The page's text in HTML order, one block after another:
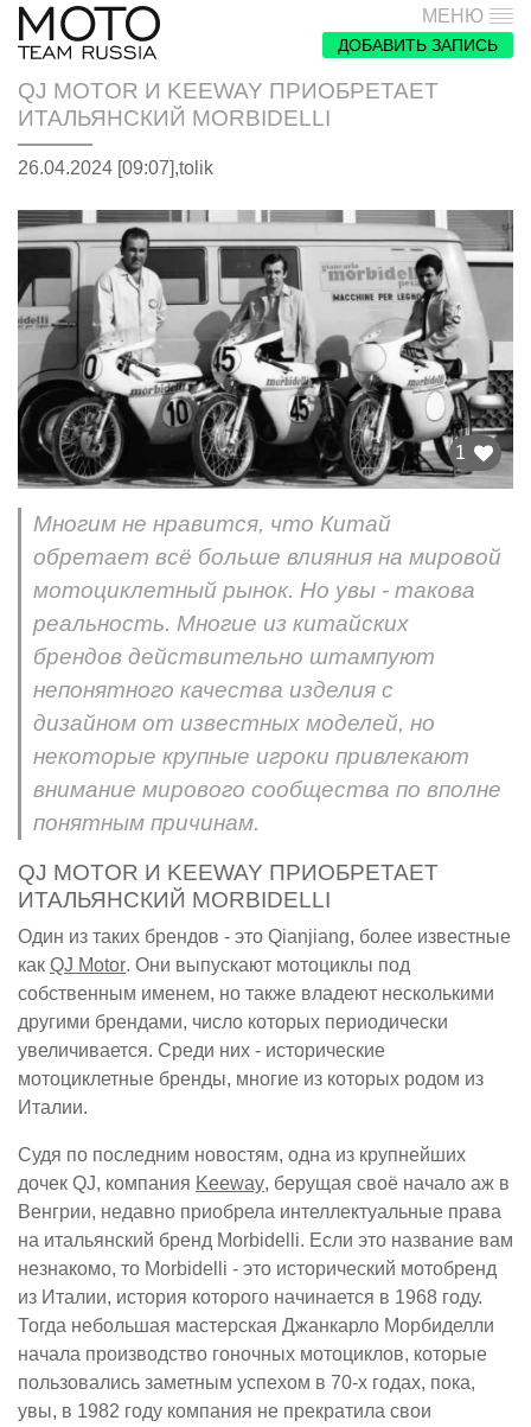
МЕНЮ
ДОБАВИТЬ ЗАПИСЬ
QJ MOTOR И KEEWAY ПРИОБРЕТАЕТ
ИТАЛЬЯНСКИЙ MORBIDELLI
26.04.2024 [09:07],tolik
1
Многим не нравится, что Китай
обретает всё больше влияния на мировой
мотоциклетный рынок. Но увы - такова
реальность. Многие из китайских
брендов действительно штампуют
непонятного качества изделия с
дизайном от известных моделей, но
некоторые крупные игроки привлекают
внимание мирового сообщества по вполне
понятным причинам.
QJ MOTOR И KEEWAY ПРИОБРЕТАЕТ
ИТАЛЬЯНСКИЙ MORBIDELLI
Один из таких брендов - это Qianjiang, более известные
как QJ Motor. Они выпускают мотоциклы под
собственным именем, но также владеют несколькими
другими брендами, число которых периодически
увеличивается. Среди них - исторические
мотоциклетные бренды, многие из которых родом из
Италии.
Судя по последним новостям, одна из крупнейших
дочек QJ, компания Keeway, берущая своё начало аж в
Венгрии, недавно приобрела интеллектуальные права
на итальянский бренд Morbidelli. Если это название вам
незнакомо, то Morbidelli - это исторический мотобренд
из Италии, история которого начинается в 1968 году.
Тогда небольшая мастерская Джанкарло Морбиделли
начала производство гоночных мотоциклов, которые
пользовались заметным успехом в 70-х годах, пока,
увы, в 1982 году компания не прекратила свои